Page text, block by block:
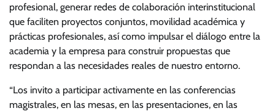
profesional, generar redes de colaboración interinstitucional
que faciliten proyectos conjuntos, movilidad académica y
prácticas profesionales, así como impulsar el diálogo entre la
academia y la empresa para construir propuestas que
respondan a las necesidades reales de nuestro entorno.
“Los invito a participar activamente en las conferencias
magistrales, en las mesas, en las presentaciones, en las